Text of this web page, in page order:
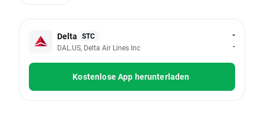
Delta STC
DAL.US, Delta Air Lines Inc
-
-
Kostenlose App herunterladen